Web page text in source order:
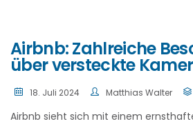
Airbnb: Zahlreiche
über versteckte
18. Juli 2024 Matthias Walter
Airbnb sieht sich mit einem